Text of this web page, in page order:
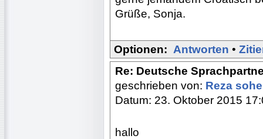
Grüße, Sonja.
Optionen: Antworten •
Re: Deutsche
geschrieben von: Reza
Datum: 23. Oktober 2015
hallo